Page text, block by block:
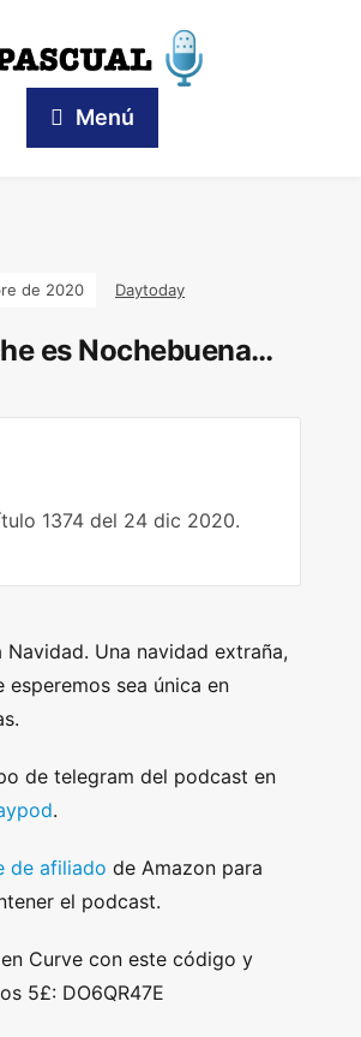
Menú
de 2020 Daytoday
es Nochebuena…
1374 del 24 dic 2020.
Navidad. Una navidad extraña,
esperemos sea única en
de telegram del podcast en
.
de afiliado de Amazon para
el podcast.
Curve con este código y
5£: DO6QR47E